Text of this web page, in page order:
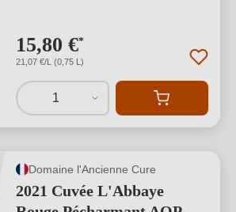
15,80 €*
21,07 €/L (0,75 L)
1
Domaine l'Ancienne Cure
2021 Cuvée L'Abbaye